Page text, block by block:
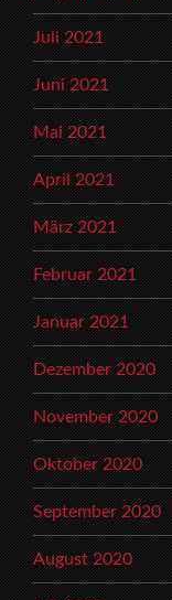
Juli 2021
Juni 2021
Mai 2021
April 2021
März 2021
Februar 2021
Januar 2021
Dezember 2020
November 2020
Oktober 2020
September 2020
August 2020